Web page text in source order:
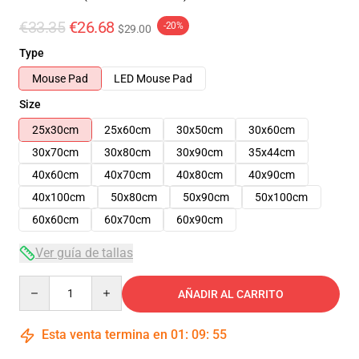
€33.35 €26.68 $29.00 -20%
Type
Mouse Pad
LED Mouse Pad
Size
25x30cm
25x60cm 30x50cm
30x60cm
30x70cm
30x80cm 30x90cm
35x44cm
40x60cm
40x70cm 40x80cm
40x90cm
40x100cm
50x80cm 50x90cm
50x100cm
60x60cm
60x70cm 60x90cm
Ver guía de tallas
AÑADIR AL CARRITO
Esta venta termina en 01 : 09: 54